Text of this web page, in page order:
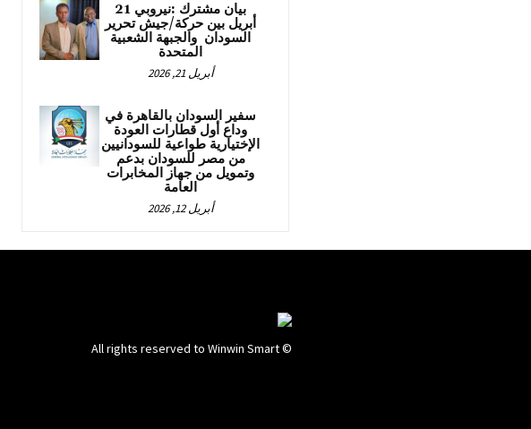
بيان مشترك :نيروبي 21
أبريل بين حركة/جيش تحرير
السودان والجبهة الشعبية
المتحدة
أبريل 21, 2026
سفير السودان بالقاهرة في
وداع أول قطارات العودة
الإختيارية طواعية للسودانيين
من مصر للسودان بدعم
وتمويل من جهاز المخابرات
العامة
أبريل 12, 2026
© All rights reserved to Winwin Smart